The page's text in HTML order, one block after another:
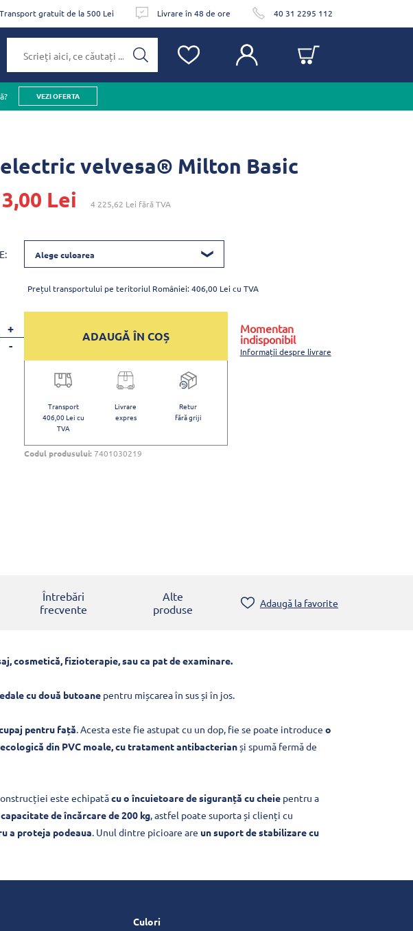
Transport gratuit de la 500 Lei Livrare în 48 de ore 40 31 2295 112
VEZI OFERTA
velvesa® Milton Basic
Lei
4 225,62 Lei fără TVA
Alege culoarea
Prețul transportului pe teritoriul României: 406,00 Lei cu TVA
+
-
Momentan
indisponibil
Informații despre livrare
ADAUGĂ ÎN COȘ
Transport
406,00 Lei cu
TVA
Livrare
expres
Retur
fără griji
Codul produsului:7401030219
Întrebări
frecvente
Alte
produse
Adaugă la favorite
cosmetică, fizioterapie, sau ca pat de examinare.
cu două butoane pentru mișcarea în sus și în jos.
pentru față. Acesta este fie astupat cu un dop, fie se poate introduce o
din PVC moale, cu tratament antibacterianși spumă fermă de
este echipatăcu o încuietoare de siguranță cu cheie pentru a
de încărcare de 200 kg, astfel poate suporta și clienți cu
a proteja podeaua. Unul dintre picioare are un suport de stabilizare cu
Culori